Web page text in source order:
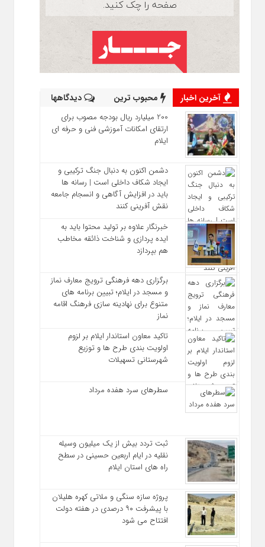
آخرین اخبار محبوب ترین دیدگاهها
200 میلیارد ریال بودجه مصوب برای
ارتقای امکانات آموزشی فنی‌ و حرفه‌ ای
ایلام
دشمن اکنون به دنبال جنگ ترکیبی و
ایجاد شکاف داخلی است | رسانه‌ ها
باید در افزایش آگاهی و انسجام جامعه
نقش‌ آفرینی کنند
خبرنگار علاوه بر تولید محتوا باید به
ایده‌ پردازی و شناخت ذائقه مخاطب
هم بپردازد
برگزاری دهه فرهنگی ترویج معارف نماز
و مسجد در ایلام؛ تبیین برنامه‌ های
متنوع برای نهادینه‌ سازی فرهنگ اقامه
نماز
تاکید معاون استاندار ایلام بر لزوم
اولویت‌ بندی طرح‌ ها و توزیع
شهرستانی تسهیلات
سطرهای سرد هفده مرداد
ثبت تردد بیش از یک میلیون وسیله
نقلیه در ایام اربعین حسینی در سطح
راه‌ های استان ایلام
پروژه سازه سنگی و ملاتی کهره هلیلان
با پیشرفت ۹۰ درصدی در هفته دولت
افتتاح می شود